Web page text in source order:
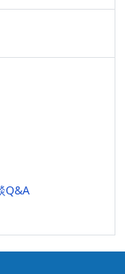
Q&A